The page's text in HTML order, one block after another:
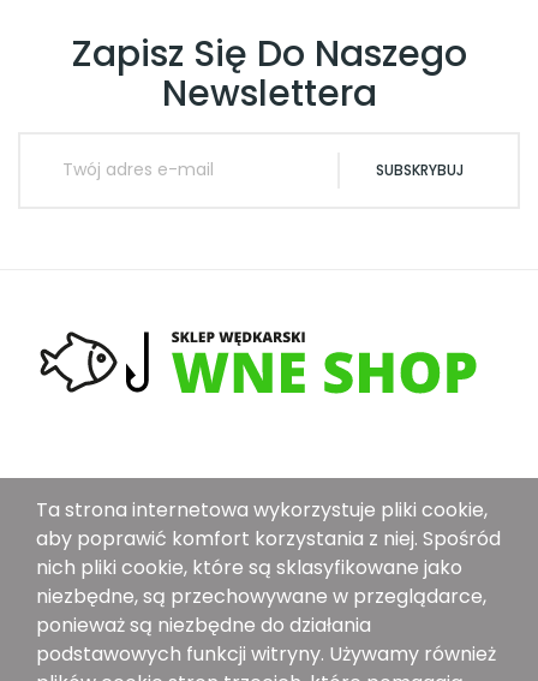
Zapisz Się Do Naszego
Newslettera
SUBSKRYBUJ
O Nas
Dostawa
Metoda Płatności
Polityka Bezpieczeństwa
Ogólne Warunki Sprzedaży
Ta strona internetowa wykorzystuje pliki cookie,
aby poprawić komfort korzystania z niej. Spośród
nich pliki cookie, które są sklasyfikowane jako
niezbędne, są przechowywane w przeglądarce,
ponieważ są niezbędne do działania
podstawowych funkcji witryny. Używamy również